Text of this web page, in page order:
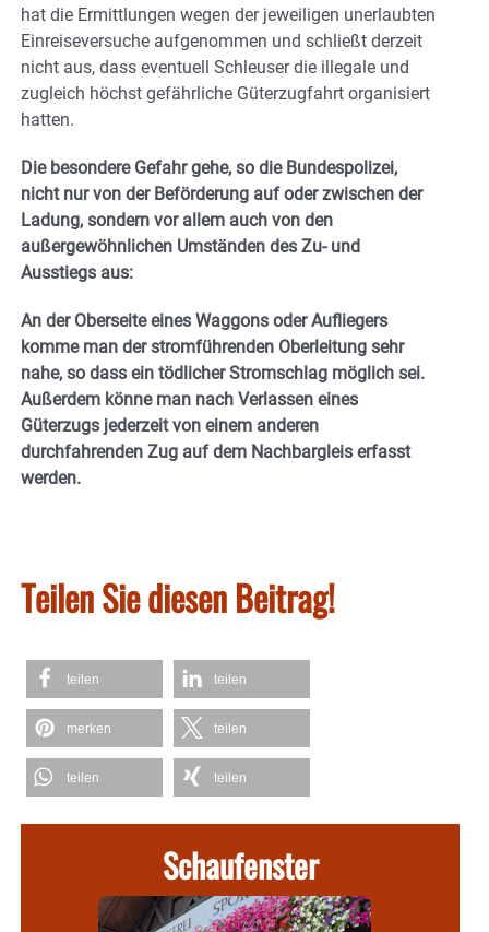
hat die Ermittlungen wegen der jeweiligen unerlaubten
Einreiseversuche aufgenommen und schließt derzeit
nicht aus, dass eventuell Schleuser die illegale und
zugleich höchst gefährliche Güterzugfahrt organisiert
hatten.
Die besondere Gefahr gehe, so die Bundespolizei,
nicht nur von der Beförderung auf oder zwischen der
Ladung, sondern vor allem auch von den
außergewöhnlichen Umständen des Zu- und
Ausstiegs aus:
An der Oberseite eines Waggons oder Aufliegers
komme man der stromführenden Oberleitung sehr
nahe, so dass ein tödlicher Stromschlag möglich sei.
Außerdem könne man nach Verlassen eines
Güterzugs jederzeit von einem anderen
durchfahrenden Zug auf dem Nachbargleis erfasst
werden.
Teilen Sie diesen Beitrag!
teilen teilen
merken teilen
teilen teilen
Schaufenster